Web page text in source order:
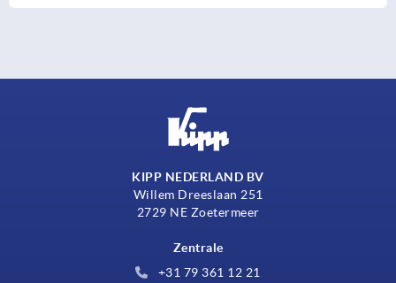
KIPP NEDERLAND BV
Willem Dreeslaan 251
2729 NE Zoetermeer
Zentrale
+31 79 361 12 21